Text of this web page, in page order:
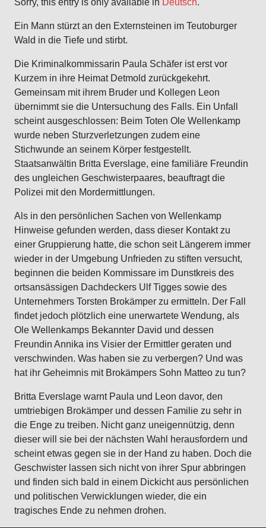
Ein Mann stürzt an den Externsteinen im Teutoburger
Wald in die Tiefe und stirbt.
Die Kriminalkommissarin Paula Schäfer ist erst vor
Kurzem in ihre Heimat Detmold zurückgekehrt.
Gemeinsam mit ihrem Bruder und Kollegen Leon
übernimmt sie die Untersuchung des Falls. Ein Unfall
scheint ausgeschlossen: Beim Toten Ole Wellenkamp
wurde neben Sturzverletzungen zudem eine
Stichwunde an seinem Körper festgestellt.
Staatsanwältin Britta Everslage, eine familiäre Freundin
des ungleichen Geschwisterpaares, beauftragt die
Polizei mit den Mordermittlungen.
Als in den persönlichen Sachen von Wellenkamp
Hinweise gefunden werden, dass dieser Kontakt zu
einer Gruppierung hatte, die schon seit Längerem immer
wieder in der Umgebung Unfrieden zu stiften versucht,
beginnen die beiden Kommissare im Dunstkreis des
ortsansässigen Dachdeckers Ulf Tigges sowie des
Unternehmers Torsten Brokämper zu ermitteln. Der Fall
findet jedoch plötzlich eine unerwartete Wendung, als
Ole Wellenkamps Bekannter David und dessen
Freundin Annika ins Visier der Ermittler geraten und
verschwinden. Was haben sie zu verbergen? Und was
hat ihr Geheimnis mit Brokämpers Sohn Matteo zu tun?
Britta Everslage warnt Paula und Leon davor, den
umtriebigen Brokämper und dessen Familie zu sehr in
die Enge zu treiben. Nicht ganz uneigennützig, denn
dieser will sie bei der nächsten Wahl herausfordern und
scheint etwas gegen sie in der Hand zu haben. Doch die
Geschwister lassen sich nicht von ihrer Spur abbringen
und finden sich bald in einem Dickicht aus persönlichen
und politischen Verwicklungen wieder, die ein
tragisches Ende zu nehmen drohen.